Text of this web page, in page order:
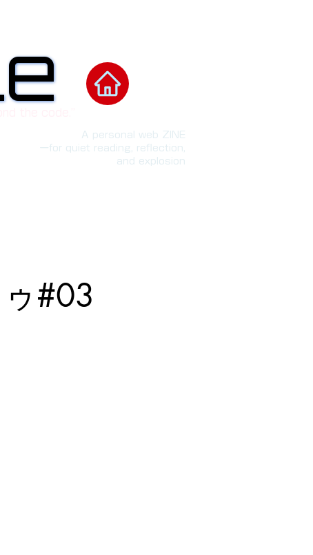
A personal web ZINE
ーfor quiet reading, reflection,
and explosion
#03